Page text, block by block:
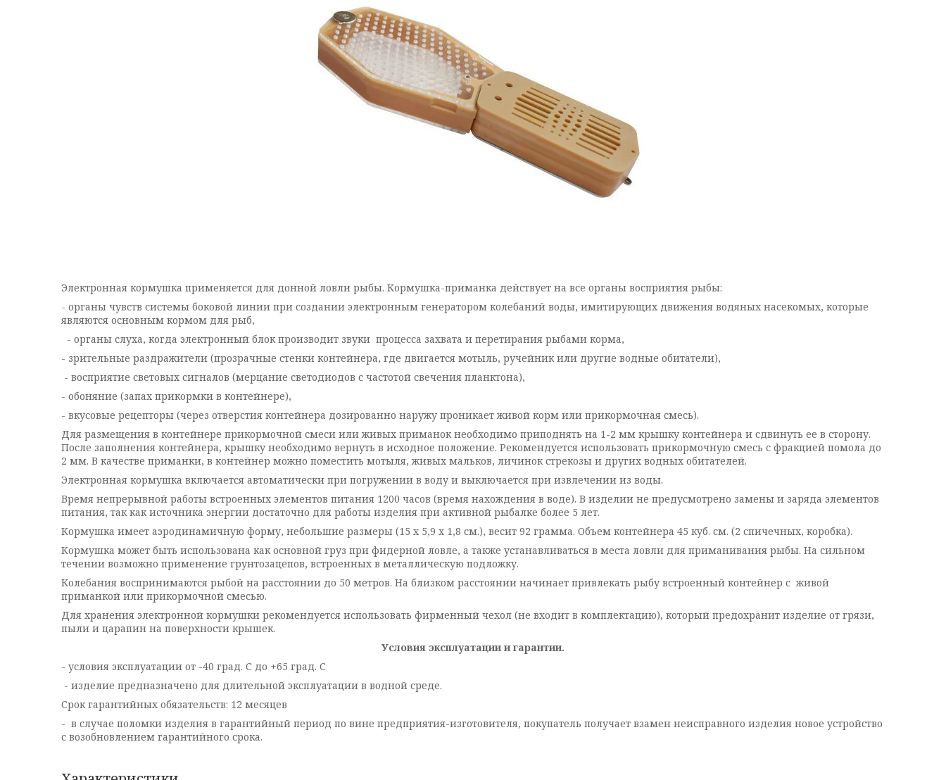
Электронная кормушка применяется для донной ловли рыбы. Кормушка-приманка действует на все органы восприятия рыбы:
- органы чувств системы боковой линии при создании электронным генератором колебаний воды, имитирующих движения водяных насекомых, которые
являются основным кормом для рыб,
- органы слуха, когда электронный блок производит звуки процесса захвата и перетирания рыбами корма,
- зрительные раздражители (прозрачные стенки контейнера, где двигается мотыль, ручейник или другие водные обитатели),
- восприятие световых сигналов (мерцание светодиодов с частотой свечения планктона),
- обоняние (запах прикормки в контейнере),
- вкусовые рецепторы (через отверстия контейнера дозированно наружу проникает живой корм или прикормочная смесь).
Для размещения в контейнере прикормочной смеси или живых приманок необходимо приподнять на 1-2 мм крышку контейнера и сдвинуть ее в сторону.
После заполнения контейнера, крышку необходимо вернуть в исходное положение. Рекомендуется использовать прикормочную смесь с фракцией помола до
2 мм. В качестве приманки, в контейнер можно поместить мотыля, живых мальков, личинок стрекозы и других водных обитателей.
Электронная кормушка включается автоматически при погружении в воду и выключается при извлечении из воды.
Время непрерывной работы встроенных элементов питания 1200 часов (время нахождения в воде). В изделии не предусмотрено замены и заряда элементов
питания, так как источника энергии достаточно для работы изделия при активной рыбалке более 5 лет.
Кормушка имеет аэродинамичную форму, небольшие размеры (15 х 5,9 х 1,8 см.), весит 92 грамма. Объем контейнера 45 куб. см. (2 спичечных, коробка).
Кормушка может быть использована как основной груз при фидерной ловле, а также устанавливаться в места ловли для приманивания рыбы. На сильном
течении возможно применение грунтозацепов, встроенных в металлическую подложку.
Колебания воспринимаются рыбой на расстоянии до 50 метров. На близком расстоянии начинает привлекать рыбу встроенный контейнер с живой
приманкой или прикормочной смесью.
Для хранения электронной кормушки рекомендуется использовать фирменный чехол (не входит в комплектацию), который предохранит изделие от грязи,
пыли и царапин на поверхности крышек.
Условия эксплуатации и гарантии.
- условия эксплуатации от -40 град. С до +65 град. С
- изделие предназначено для длительной эксплуатации в водной среде.
Срок гарантийных обязательств: 12 месяцев
- в случае поломки изделия в гарантийный период по вине предприятия-изготовителя, покупатель получает взамен неисправного изделия новое устройство
с возобновлением гарантийного срока.